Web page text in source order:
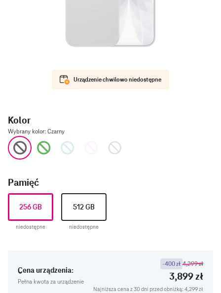
Urządzenie chwilowo niedostępne
Kolor
Wybrany kolor: Czarny
Czarny Zielony Lawendowy
Pamięć
256 GB
niedostępne
512 GB
niedostępne
Cena urządzenia:
Pełna kwota za urządzenie
-400 zł 4,299 zł
3,899 zł
Najniższa cena z 30 dni przed obniżką: 4,299 zł